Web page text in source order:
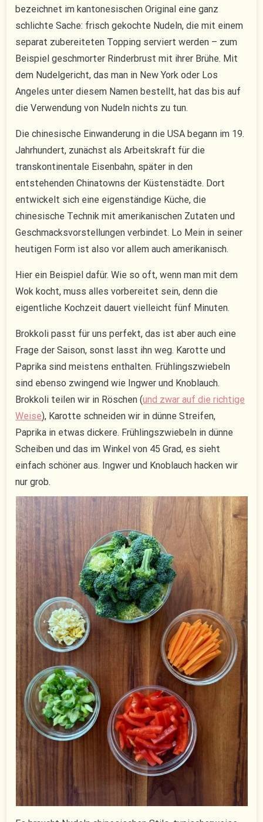
bezeichnet im kantonesischen Original eine ganz
schlichte Sache: frisch gekochte Nudeln, die mit einem
separat zubereiteten Topping serviert werden – zum
Beispiel geschmorter Rinderbrust mit ihrer Brühe. Mit
dem Nudelgericht, das man in New York oder Los
Angeles unter diesem Namen bestellt, hat das bis auf
die Verwendung von Nudeln nichts zu tun.
Die chinesische Einwanderung in die USA begann im 19.
Jahrhundert, zunächst als Arbeitskraft für die
transkontinentale Eisenbahn, später in den
entstehenden Chinatowns der Küstenstädte. Dort
entwickelt sich eine eigenständige Küche, die
chinesische Technik mit amerikanischen Zutaten und
Geschmacksvorstellungen verbindet. Lo Mein in seiner
heutigen Form ist also vor allem auch amerikanisch.
Hier ein Beispiel dafür. Wie so oft, wenn man mit dem
Wok kocht, muss alles vorbereitet sein, denn die
eigentliche Kochzeit dauert vielleicht fünf Minuten.
Brokkoli passt für uns perfekt, das ist aber auch eine
Frage der Saison, sonst lasst ihn weg. Karotte und
Paprika sind meistens enthalten. Frühlingszwiebeln
sind ebenso zwingend wie Ingwer und Knoblauch.
Brokkoli teilen wir in Röschen (und zwar auf die richtige
Weise), Karotte schneiden wir in dünne Streifen,
Paprika in etwas dickere. Frühlingszwiebeln in dünne
Scheiben und das im Winkel von 45 Grad, es sieht
einfach schöner aus. Ingwer und Knoblauch hacken wir
nur grob.